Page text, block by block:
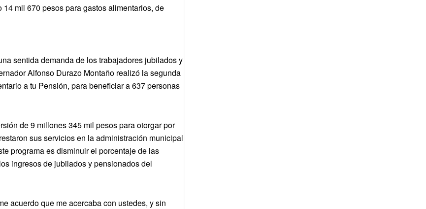
mil 670 pesos para gastos alimentarios, de
sentida demanda de los trabajadores jubilados y
Alfonso Durazo Montaño realizó la segunda
a tu Pensión, para beneficiar a 637 personas
de 9 millones 345 mil pesos para otorgar por
sus servicios en la administración municipal
programa es disminuir el porcentaje de las
ingresos de jubilados y pensionados del
acuerdo que me acercaba con ustedes, y sin